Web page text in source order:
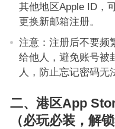
其他地区Apple ID，
更换新邮箱注册。
注意：注册后不要频
给他人，避免账号被
人，防止忘记密码无
二、港区App
（必玩必装，解